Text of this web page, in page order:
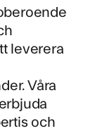
leverera
Våra
och